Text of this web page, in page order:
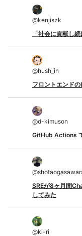
@kenjiszk
「社会に貢献し
@hush_in
フロントエンド
@d-kimuson
GitHub Actions
@
SREが8ヶ月間
してみた
@ki-ri